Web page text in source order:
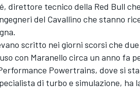
direttore tecnico della Red Bull
del Cavallino che stanno
scritto nei giorni scorsi che
con Maranello circa un anno fa
Powertrains, dove si
di turbo e simulazione, ha